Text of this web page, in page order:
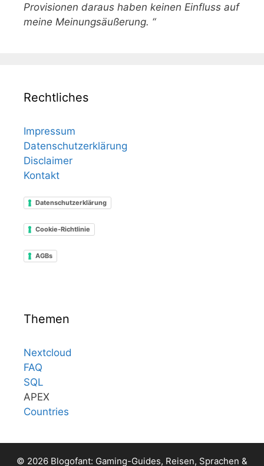
Provisionen daraus haben keinen Einfluss auf
meine Meinungsäußerung. “
Rechtliches
Impressum
Datenschutzerklärung
Disclaimer
Kontakt
Datenschutzerklärung
Cookie-Richtlinie
AGBs
Themen
Nextcloud
FAQ
SQL
APEX
Countries
© 2026 Blogofant: Gaming-Guides, Reisen, Sprachen &